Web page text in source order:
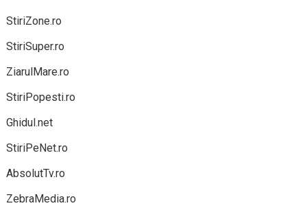
StiriZone.ro
StiriSuper.ro
ZiarulMare.ro
StiriPopesti.ro
Ghidul.net
StiriPeNet.ro
AbsolutTv.ro
ZebraMedia.ro